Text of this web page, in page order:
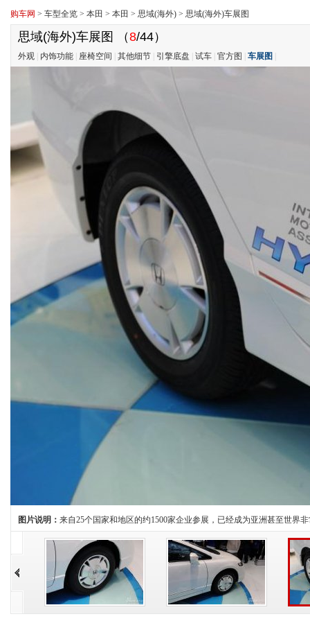
购车网 > 车型全览 > 本田 > 本田 > 思域(海外) > 思域(海外)车展图
思域(海外)车展图 （8/44）
外观 内饰功能 座椅空间 其他细节 引擎底盘 试车 官方图 车展图
图片说明： 来自25个国家和地区的约1500家企业参展，已经成为亚洲甚至世界